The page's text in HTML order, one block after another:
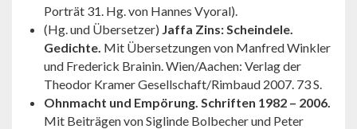
Porträt 31. Hg. von Hannes Vyoral).
(Hg. und Übersetzer) Jaffa Zins: Scheindele.
Gedichte. Mit Übersetzungen von Manfred Winkler
und Frederick Brainin. Wien/­Aachen: Verlag der
Theodor Kramer Gesellschaft/Rim­baud 2007. 73 S.
Ohnmacht und Empörung. Schriften 1982 – 2006.
Mit Beiträgen von Siglinde Bolbecher und Peter